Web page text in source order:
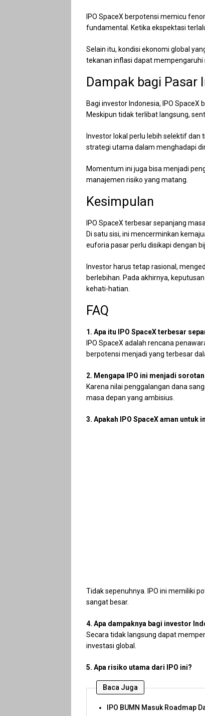
IPO SpaceX berpotensi memicu
fundamental. Ketika ekspektasi
Selain itu, kondisi ekonomi global
tekanan inflasi dapat
Dampak bagi Pasar
Bagi investor Indonesia, IPO
Meskipun tidak terlibat langsung,
Investor lokal perlu lebih selektif
strategi utama dalam menghadapi
Momentum ini juga bisa menjadi
manajemen risiko yang matang.
Kesimpulan
IPO SpaceX terbesar sepanjang
Di satu sisi, ini mencerminkan
euforia pasar perlu disikapi dengan
Investor harus tetap rasional,
berlebihan. Pada akhirnya,
kehati-hatian.
FAQ
1. Apa itu IPO SpaceX terbesar
IPO SpaceX adalah rencana
berpotensi menjadi yang terbesar
2. Mengapa IPO ini menjadi
Karena nilai penggalangan dana
masa depan yang ambisius.
3. Apakah IPO SpaceX aman untuk
Tidak sepenuhnya. IPO ini memiliki
sangat besar.
4. Apa dampaknya bagi investor
Secara tidak langsung dapat
investasi global.
5. Apa risiko utama dari IPO ini?
Baca Juga
IPO BUMN Masuk Roadmap